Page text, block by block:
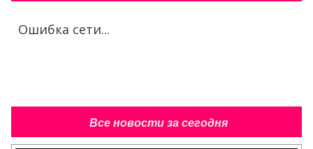
Ошибка сети...
Все новости за сегодня